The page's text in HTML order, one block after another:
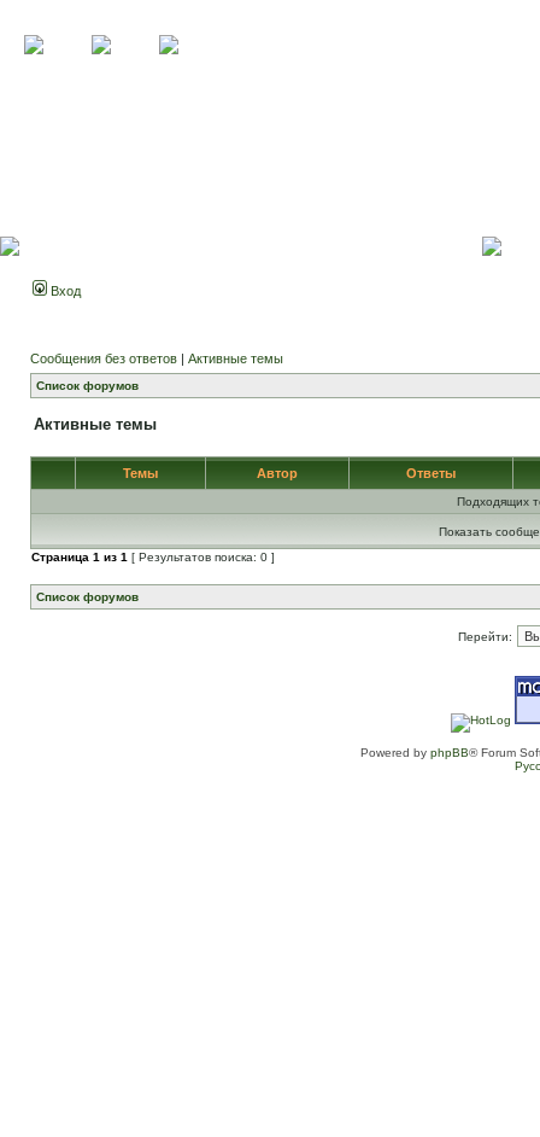
Вход
Сообщения без ответов | Активные темы
Список форумов
Активные темы
Темы Автор Ответы
Подходящих
Показать
Страница 1 из 1 [ Результатов поиска: 0 ]
Список форумов
Перейти:
Powered by phpBB® Forum